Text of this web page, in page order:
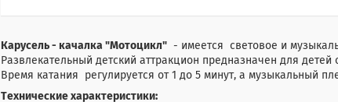
Карусель - качалка "Мотоцикл" - имеется световое и
Развлекательный детский аттракцион предназначен для
Время катания регулируется от 1 до 5 минут, а музыкальный
Tехнические характеристики: